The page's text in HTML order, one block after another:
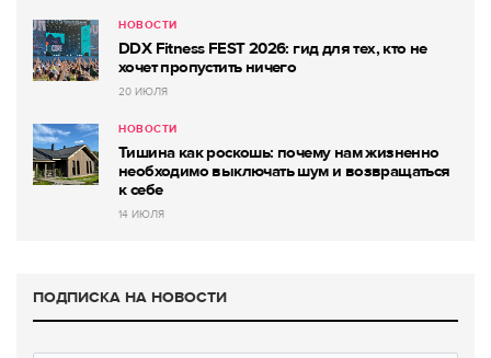
НОВОСТИ
DDX Fitness FEST 2026: гид для тех, кто не
хочет пропустить ничего
20 ИЮЛЯ
НОВОСТИ
Тишина как роскошь: почему нам жизненно
необходимо выключать шум и возвращаться
к себе
14 ИЮЛЯ
ПОДПИСКА НА НОВОСТИ